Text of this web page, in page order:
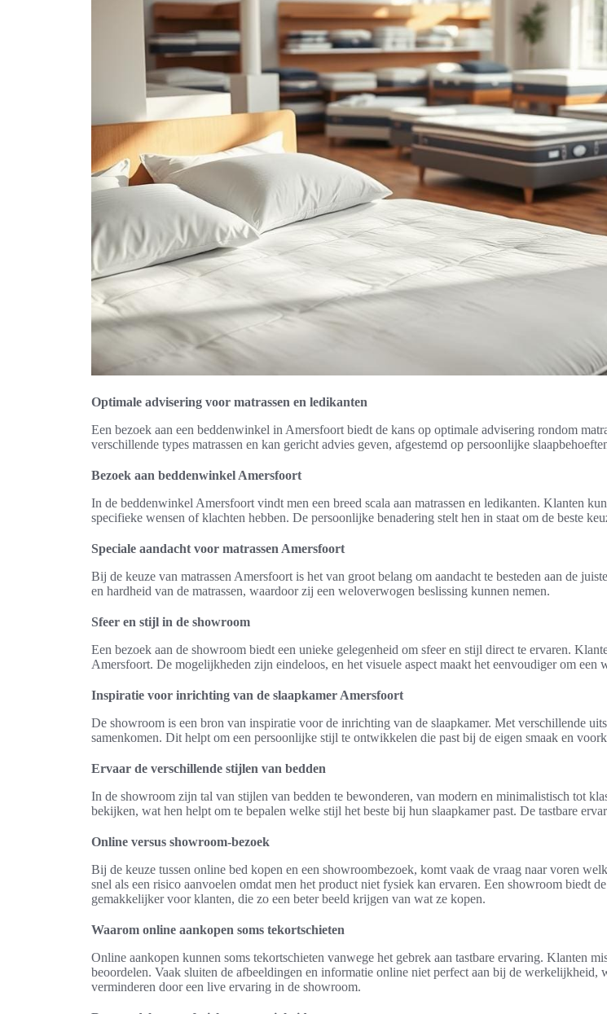
Optimale advisering voor matrassen en ledikanten
Een bezoek aan een beddenwinkel in Amersfoort biedt de kans op optimale advisering rondom
verschillende types matrassen en kan gericht advies geven, afgestemd op persoonlijke
Bezoek aan beddenwinkel Amersfoort
In de beddenwinkel Amersfoort vindt men een breed scala aan matrassen en ledikanten. Klanten
specifieke wensen of klachten hebben. De persoonlijke benadering stelt hen in staat om de beste
Speciale aandacht voor matrassen Amersfoort
Bij de keuze van matrassen Amersfoort is het van groot belang om aandacht te besteden aan de
en hardheid van de matrassen, waardoor zij een weloverwogen beslissing kunnen nemen.
Sfeer en stijl in de showroom
Een bezoek aan de showroom biedt een unieke gelegenheid om sfeer en stijl direct te ervaren.
Amersfoort. De mogelijkheden zijn eindeloos, en het visuele aspect maakt het eenvoudiger om een
Inspiratie voor inrichting van de slaapkamer Amersfoort
De showroom is een bron van inspiratie voor de inrichting van de slaapkamer. Met verschillende
samenkomen. Dit helpt om een persoonlijke stijl te ontwikkelen die past bij de eigen smaak en
Ervaar de verschillende stijlen van bedden
In de showroom zijn tal van stijlen van bedden te bewonderen, van modern en minimalistisch tot
bekijken, wat hen helpt om te bepalen welke stijl het beste bij hun slaapkamer past. De tastbare
Online versus showroom-bezoek
Bij de keuze tussen online bed kopen en een showroombezoek, komt vaak de vraag naar voren
snel als een risico aanvoelen omdat men het product niet fysiek kan ervaren. Een showroom biedt
gemakkelijker voor klanten, die zo een beter beeld krijgen van wat ze kopen.
Waarom online aankopen soms tekortschieten
Online aankopen kunnen soms tekortschieten vanwege het gebrek aan tastbare ervaring. Klanten
beoordelen. Vaak sluiten de afbeeldingen en informatie online niet perfect aan bij de
verminderen door een live ervaring in de showroom.